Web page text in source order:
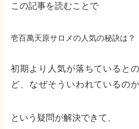
この記事を読むことで
壱百萬天原サロメの人気の秘訣は？
初期より人気が落ちていると
ど、なぜそういわれているのか
という疑問が解決できて、